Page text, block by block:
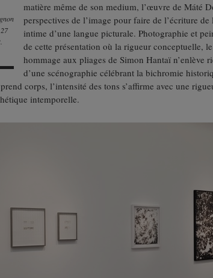
matière même de son medium, l’œuvre de Máté
perspectives de l’image pour faire de l’écriture
intime d’une langue picturale. Photographie et
de cette présentation où la rigueur conceptuelle,
hommage aux pliages de Simon Hantaï n’enlève
d’une scénographie célébrant la bichromie
corps, l’intensité des tons s’affirme avec une
intemporelle.